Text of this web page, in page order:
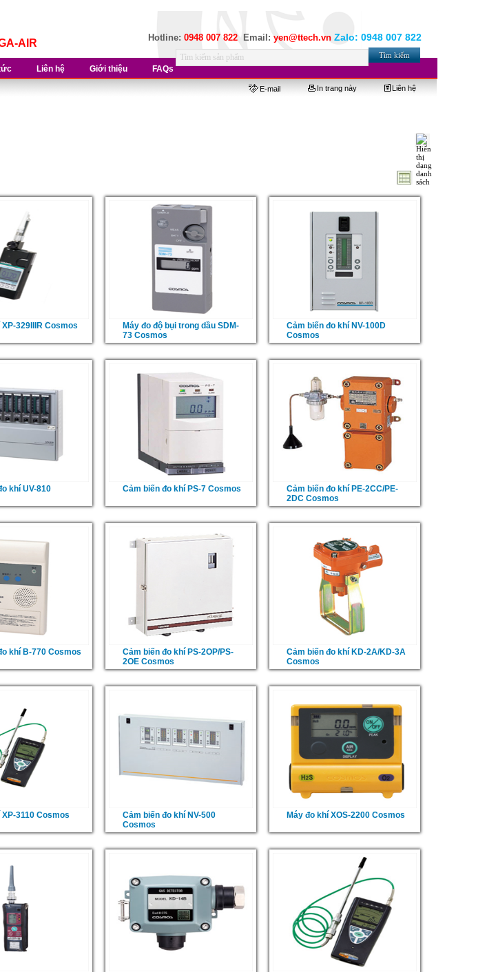
Hotline: 0948 007 822 Email: yen@ttech.vn Zalo: 0948 007 822
AIR
Liên hệ Giới thiệu FAQs
E-mail In trang này Liên hệ
XP-329IIIR Cosmos
Máy đo độ bụi trong dầu SDM-
73 Cosmos
Cảm biến đo khí NV-100D
Cosmos
khí UV-810
Cảm biến đo khí PS-7 Cosmos
Cảm biến đo khí PE-2CC/PE-
2DC Cosmos
khí B-770 Cosmos
Cảm biến đo khí PS-2OP/PS-
2OE Cosmos
Cảm biến đo khí KD-2A/KD-3A
Cosmos
XP-3110 Cosmos
Cảm biến đo khí NV-500
Cosmos
Máy đo khí XOS-2200 Cosmos